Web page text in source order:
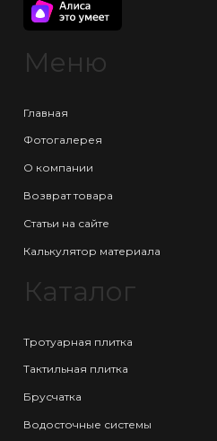
Меню
Главная
Фотогалерея
О компании
Возврат товара
Статьи на сайте
Калькулятор материала
Каталог
Тротуарная плитка
Тактильная плитка
Брусчатка
Водосточные системы